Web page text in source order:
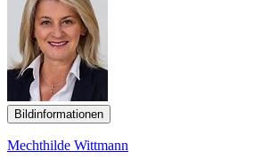
Bildinformationen
Mechthilde Wittmann